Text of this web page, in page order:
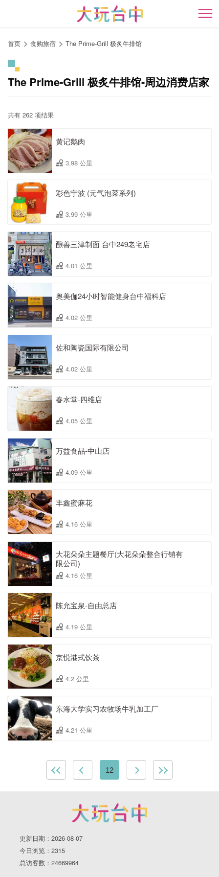
开
首页 食购旅宿 The Prime-Grill 极炙牛排馆
The Prime-Grill 极炙牛排馆-周边消费店家
共有 262 项结果
黄记鹅肉
3.98 公里
彩色宁波 (元气泡菜系列)
3.99 公里
酿善三津制面 台中249老宅店
4.01 公里
奥美伽24小时智能健身台中福科店
4.02 公里
佐和陶瓷国际有限公司
4.02 公里
春水堂-四维店
4.05 公里
万益食品-中山店
4.09 公里
丰鑫蜜麻花
4.16 公里
大花朵朵主题餐厅(大花朵朵整合行销有
限公司)
4.16 公里
陈允宝泉-自由总店
4.19 公里
京悦港式饮茶
4.2 公里
东海大学实习农牧场牛乳加工厂
4.21 公里
12
更新日期：2026-08-07
今日浏览：2315
总访客数：24669964